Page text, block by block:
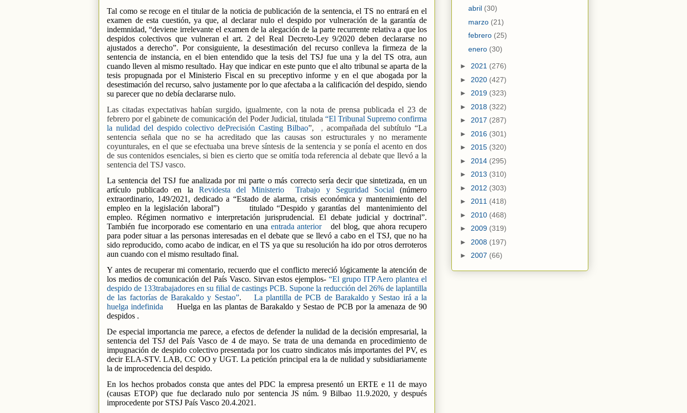
Tal como se recoge en el titular de la noticia de publicación de la sentencia, el TS no entrará en el
examen de esta cuestión, ya que, al declarar nulo el despido por vulneración de la garantía de
indemnidad, “deviene irrelevante el examen de la alegación de la parte recurrente relativa a que los
despidos colectivos que vulneran el art. 2 del Real Decreto-Ley 9/2020 deben declararse no
ajustados a derecho”. Por consiguiente, la desestimación del recurso conlleva la firmeza de la
sentencia de instancia, en el bien entendido que la tesis del TSJ fue una y la del TS otra, aun
cuando lleven al mismo resultado. Hay que indicar en este punto que el alto tribunal se aparta de la
tesis propugnada por el Ministerio Fiscal en su preceptivo informe y en el que abogada por la
desestimación del recurso, salvo justamente por lo que afectaba a la calificación del despido, siendo
su parecer que no debía declararse nulo.
Las citadas expectativas habían surgido, igualmente, con la nota de prensa publicada el 23 de
febrero por el gabinete de comunicación del Poder Judicial, titulada “El Tribunal Supremo confirma
la nulidad del despido colectivo dePrecisión Casting Bilbao”, , acompañada del subtítulo “La
sentencia señala que no se ha acreditado que las causas son estructurales y no meramente
coyunturales, en el que se efectuaba una breve síntesis de la sentencia y se ponía el acento en dos
de sus contenidos esenciales, si bien es cierto que se omitía toda referencia al debate que llevó a la
sentencia del TSJ vasco.
La sentencia del TSJ fue analizada por mi parte o más correcto sería decir que sintetizada, en un
artículo publicado en la Revidesta del Ministerio Trabajo y Seguridad Social(número
extraordinario, 149/2021, dedicado a “Estado de alarma, crisis económica y mantenimiento del
empleo en la legislación laboral”)
titulado “Despido y garantías del
mantenimiento del
empleo. Régimen normativo e interpretación jurisprudencial. El debate judicial y doctrinal”.
También fue incorporado ese comentario en una entrada anterior
del blog, que ahora recupero
para poder situar a las personas interesadas en el debate que se llevó a cabo en el TSJ, que no ha
sido reproducido, como acabo de indicar, en el TS ya que su resolución ha ido por otros derroteros
aun cuando con el mismo resultado final.
Y antes de recuperar mi comentario, recuerdo que el conflicto mereció lógicamente la atención de
los medios de comunicación del País Vasco. Sirvan estos ejemplos- “El grupo ITP Aero plantea el
despido de 133trabajadores en su filial de castings PCB. Supone la reducción del 26% de laplantilla
de las factorías de Barakaldo y Sestao”.
La plantilla de PCB de Barakaldo y Sestao irá a la
huelga indefinida
Huelga en las plantas de Barakaldo y Sestao de PCB por la amenaza de 90
despidos .
De especial importancia me parece, a efectos de defender la nulidad de la decisión empresarial, la
sentencia del TSJ del País Vasco de 4 de mayo. Se trata de una demanda en procedimiento de
impugnación de despido colectivo presentada por los cuatro sindicatos más importantes del PV, es
decir ELA-STV. LAB, CC OO y UGT. La petición principal era la de nulidad y subsidiariamente
la de improcedencia del despido.
En los hechos probados consta que antes del PDC la empresa presentó un ERTE e 11 de mayo
(causas ETOP) que fue declarado nulo por sentencia JS núm. 9 Bilbao 11.9.2020, y después
improcedente por STSJ País Vasco 20.4.2021.
abril (30)
marzo (21)
febrero (25)
enero (30)
► 2021 (276)
► 2020 (427)
► 2019 (323)
► 2018 (322)
► 2017 (287)
► 2016 (301)
► 2015 (320)
► 2014 (295)
► 2013 (310)
► 2012 (303)
► 2011 (418)
► 2010 (468)
► 2009 (319)
► 2008 (197)
► 2007 (66)